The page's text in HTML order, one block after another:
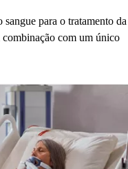
para o tratamento da
combinação com um único